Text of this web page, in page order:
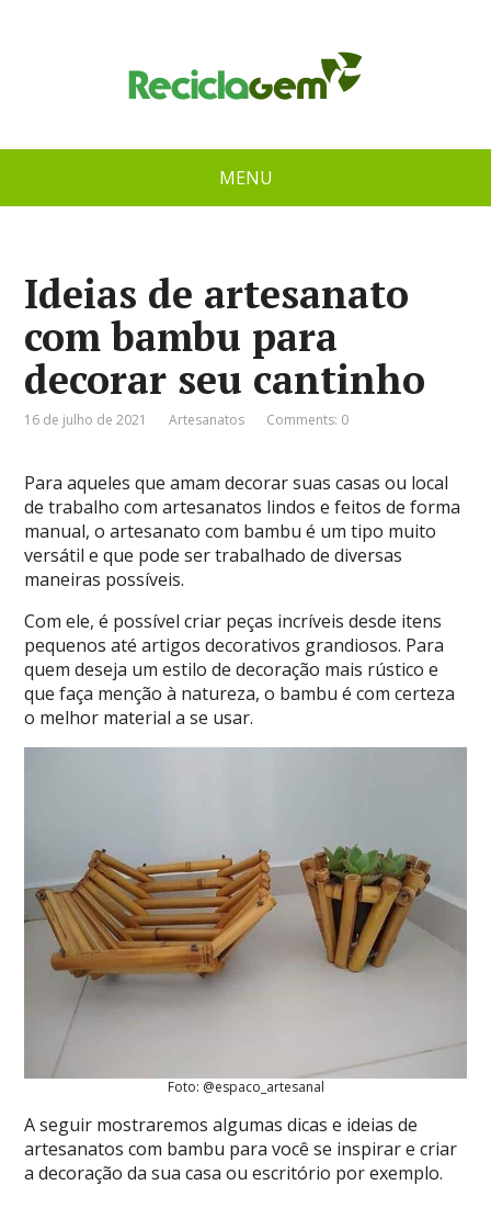
MENU
Ideias de artesanato
com bambu para
decorar seu cantinho
16 de julho de 2021 Artesanatos Comments: 0
Para aqueles que amam decorar suas casas ou local
de trabalho com artesanatos lindos e feitos de forma
manual, o artesanato com bambu é um tipo muito
versátil e que pode ser trabalhado de diversas
maneiras possíveis.
Com ele, é possível criar peças incríveis desde itens
pequenos até artigos decorativos grandiosos. Para
quem deseja um estilo de decoração mais rústico e
que faça menção à natureza, o bambu é com certeza
o melhor material a se usar.
Foto: @espaco_artesanal
A seguir mostraremos algumas dicas e ideias de
artesanatos com bambu para você se inspirar e criar
a decoração da sua casa ou escritório por exemplo.